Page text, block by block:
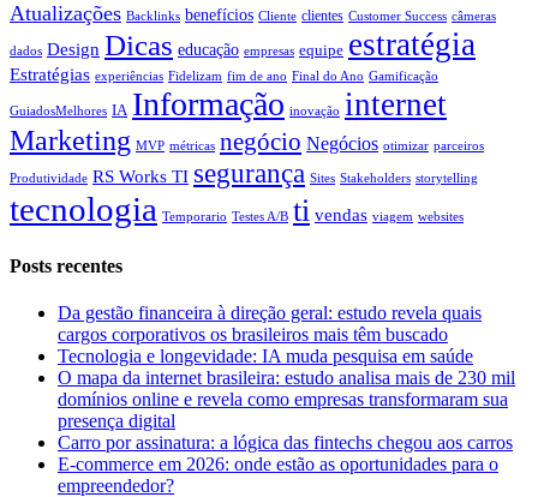
Atualizações Backlinks benefícios Cliente clientes Customer Success câmeras
dados Design Dicas educação empresas equipe estratégia
Estratégias experiências Fidelizam fim de ano Final do Ano Gamificação
GuiadosMelhores IA Informação inovação internet
Marketing MVP métricas negócio Negócios otimizar parceiros
Produtividade RS Works TI segurança Sites Stakeholders storytelling
tecnologia Temporario Testes A/B ti vendas viagem websites
Posts recentes
Da gestão financeira à direção geral: estudo revela quais
cargos corporativos os brasileiros mais têm buscado
Tecnologia e longevidade: IA muda pesquisa em saúde
O mapa da internet brasileira: estudo analisa mais de 230 mil
domínios online e revela como empresas transformaram sua
presença digital
Carro por assinatura: a lógica das fintechs chegou aos carros
E-commerce em 2026: onde estão as oportunidades para o
empreendedor?